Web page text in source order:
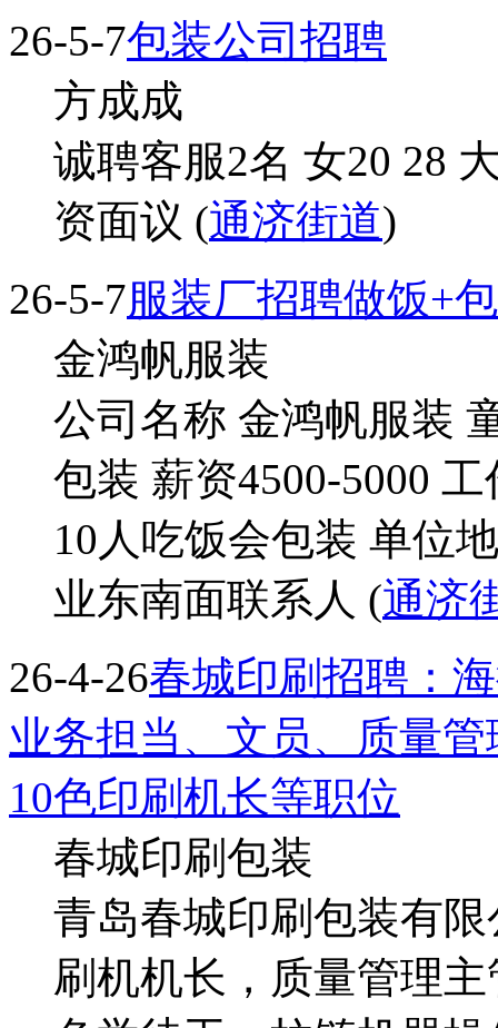
26-5-7包装公司招聘
方成成
诚聘客服2名 女20 28
资面议 (通济街道)
26-5-7服装厂招聘做饭+
金鸿帆服装
公司名称 金鸿帆服装
包装 薪资4500-5000
10人吃饭会包装 单位
业东南面联系人 (通济
26-4-26春城印刷招聘：
业务担当、文员、质量
10色印刷机长等职位
春城印刷包装
青岛春城印刷包装有
刷机机长，质量管理